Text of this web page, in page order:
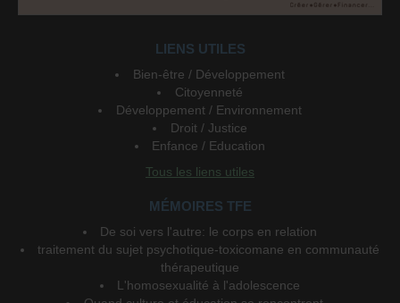
LIENS UTILES
Bien-être / Développement
Citoyenneté
Développement / Environnement
Droit / Justice
Enfance / Education
Tous les liens utiles
MÉMOIRES TFE
De soi vers l'autre: le corps en relation
traitement du sujet psychotique-toxicomane en communauté
thérapeutique
L'homosexualité à l'adolescence